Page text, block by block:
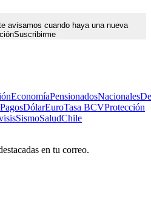
avisamos cuando haya una nueva
Suscribirme
EconomíaPensionadosNacionales
PagosDólarEuroTasa BCVProtección
SismoSaludChile
en tu correo.